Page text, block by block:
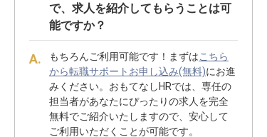
で、求人を紹介してもらうことは可
能ですか？
もちろんご利用可能です！まずはこちら
から転職サポートお申し込み(無料)にお進
みください。おもてなしHRでは、専任の
担当者があなたにぴったりの求人を完全
無料でご紹介いたしますので、安心して
ご利用いただくことが可能です。